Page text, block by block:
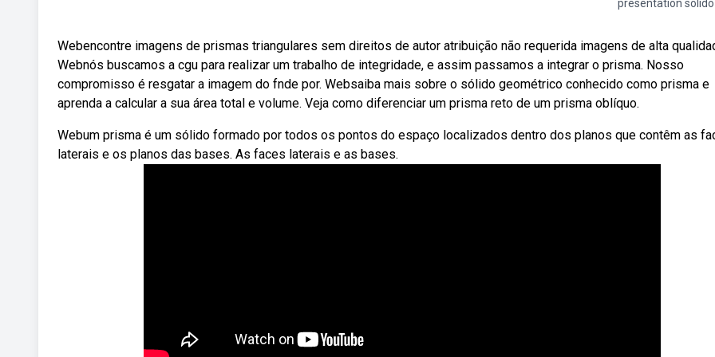
presentation sólido
Webencontre imagens de prismas triangulares sem direitos de autor atribuição não requerida imagens de alta
Webnós buscamos a cgu para realizar um trabalho de integridade, e assim passamos a integrar o prisma. Nosso
compromisso é resgatar a imagem do fnde por. Websaiba mais sobre o sólido geométrico conhecido como prisma e
aprenda a calcular a sua área total e volume. Veja como diferenciar um prisma reto de um prisma oblíquo.
Webum prisma é um sólido formado por todos os pontos do espaço localizados dentro dos planos que contêm as
laterais e os planos das bases. As faces laterais e as bases.